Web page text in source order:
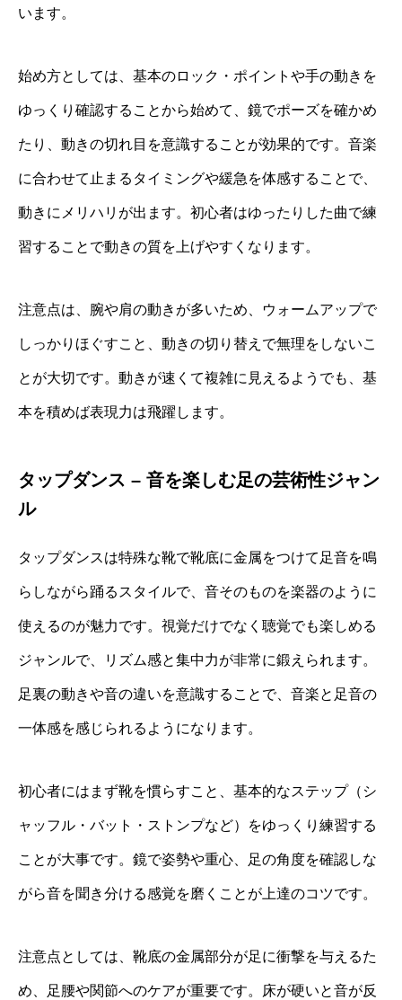
います。
始め方としては、基本のロック・ポイントや手の動きを
ゆっくり確認することから始めて、鏡でポーズを確かめ
たり、動きの切れ目を意識することが効果的です。音楽
に合わせて止まるタイミングや緩急を体感することで、
動きにメリハリが出ます。初心者はゆったりした曲で練
習することで動きの質を上げやすくなります。
注意点は、腕や肩の動きが多いため、ウォームアップで
しっかりほぐすこと、動きの切り替えで無理をしないこ
とが大切です。動きが速くて複雑に見えるようでも、基
本を積めば表現力は飛躍します。
タップダンス – 音を楽しむ足の芸術性ジャン
ル
タップダンスは特殊な靴で靴底に金属をつけて足音を鳴
らしながら踊るスタイルで、音そのものを楽器のように
使えるのが魅力です。視覚だけでなく聴覚でも楽しめる
ジャンルで、リズム感と集中力が非常に鍛えられます。
足裏の動きや音の違いを意識することで、音楽と足音の
一体感を感じられるようになります。
初心者にはまず靴を慣らすこと、基本的なステップ（シ
ャッフル・バット・ストンプなど）をゆっくり練習する
ことが大事です。鏡で姿勢や重心、足の角度を確認しな
がら音を聞き分ける感覚を磨くことが上達のコツです。
注意点としては、靴底の金属部分が足に衝撃を与えるた
め、足腰や関節へのケアが重要です。床が硬いと音が反